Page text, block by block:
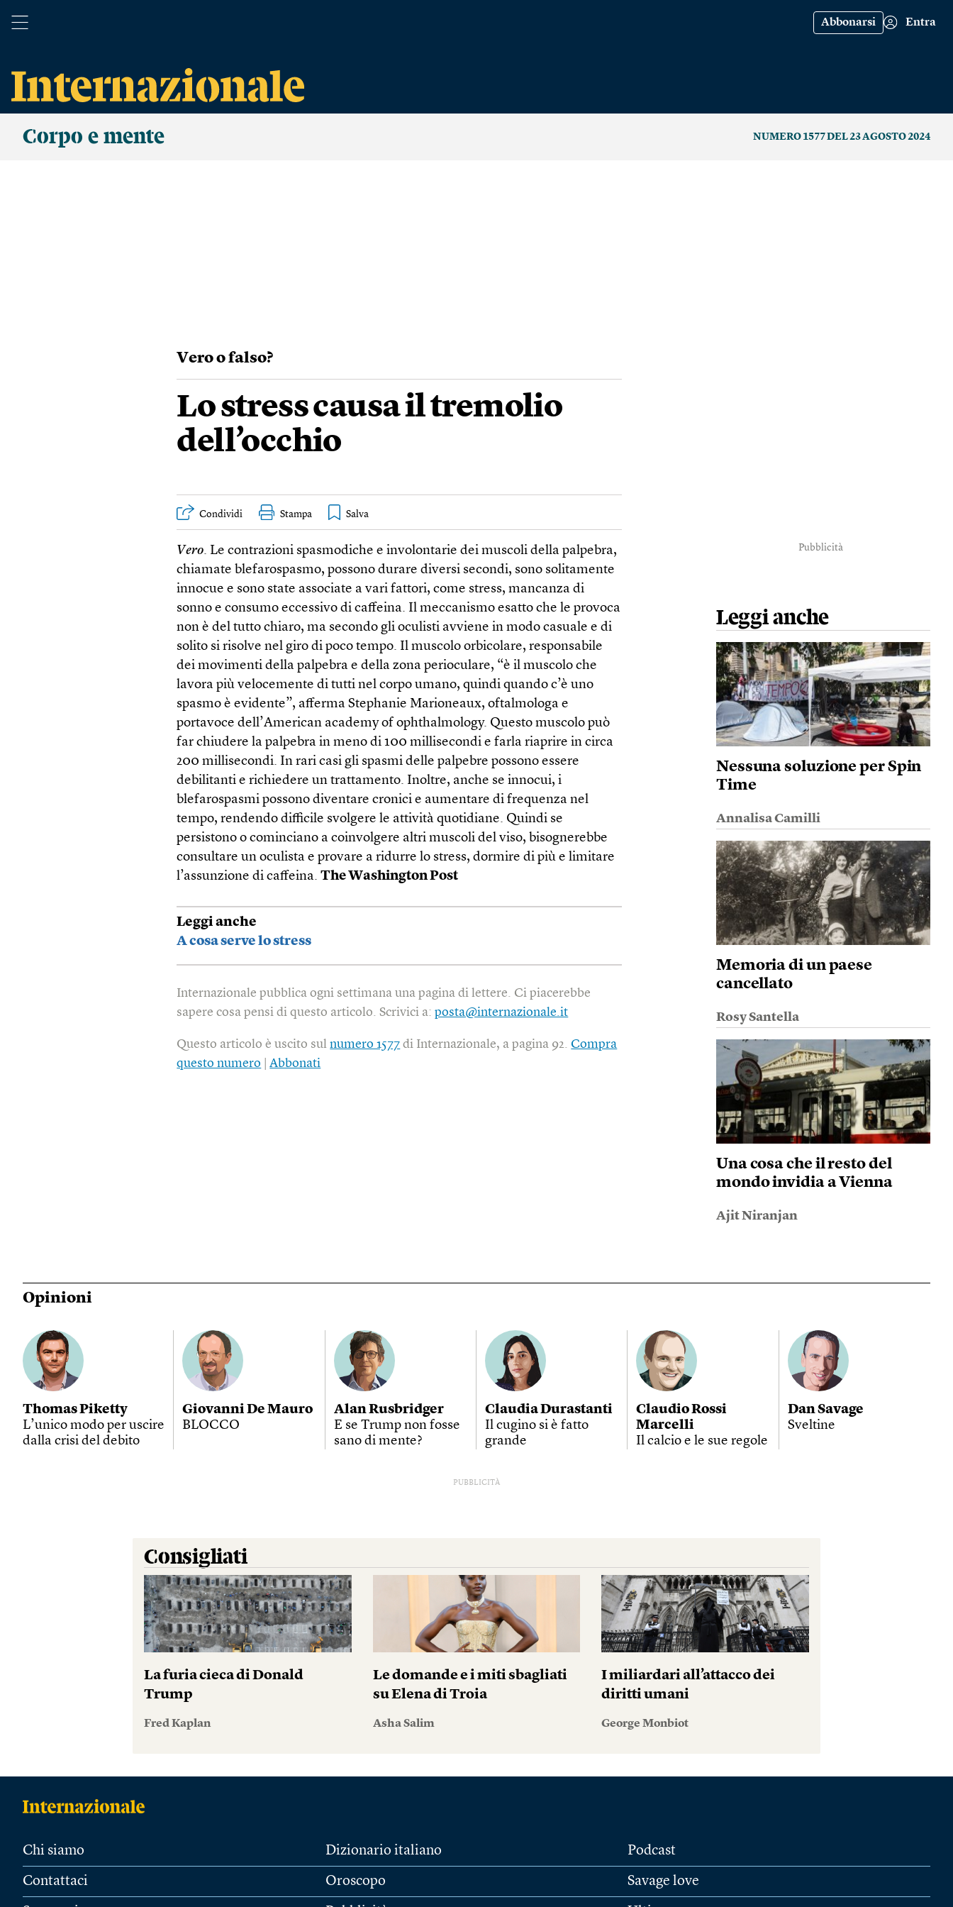
Abbonarsi Entra
Corpo e mente NUMERO 1577 DEL 23 AGOSTO 2024
Vero o falso?
Lo stress causa il tremolio
dell’occhio
Condividi Stampa
Vero. Le contrazioni spasmodiche e involontarie dei muscoli della palpebra,
chiamate blefarospasmo, possono durare diversi secondi, sono solitamente
innocue e sono state associate a vari fattori, come stress, mancanza di
sonno e consumo eccessivo di caffeina. Il meccanismo esatto che le provoca
non è del tutto chiaro, ma secondo gli oculisti avviene in modo casuale e di
solito si risolve nel giro di poco tempo. Il muscolo orbicolare, responsabile
dei movimenti della palpebra e della zona perioculare, “è il muscolo che
lavora più velocemente di tutti nel corpo umano, quindi quando c’è uno
spasmo è evidente”, afferma Stephanie Marioneaux, oftalmologa e
portavoce dell’American academy of ophthalmology. Questo muscolo può
far chiudere la palpebra in meno di 100 millisecondi e farla riaprire in circa
200 millisecondi. In rari casi gli spasmi delle palpebre possono essere
debilitanti e richiedere un trattamento. Inoltre, anche se innocui, i
blefarospasmi possono diventare cronici e aumentare di frequenza nel
tempo, rendendo difficile svolgere le attività quotidiane. Quindi se
persistono o cominciano a coinvolgere altri muscoli del viso, bisognerebbe
consultare un oculista e provare a ridurre lo stress, dormire di più e limitare
l’assunzione di caffeina.The Washington Post
Leggi anche
A cosa serve lo stress
Internazionale pubblica ogni settimana una pagina di lettere. Ci piacerebbe
sapere cosa pensi di questo articolo. Scrivici a:posta@internazionale.it
Questo articolo è uscito sulnumero 1577 di Internazionale, a pagina 92.Compra
questo numero |Abbonati
Pubblicità
Leggi anche
Nessuna soluzione per Spin
Time
Annalisa Camilli
Memoria di un paese
cancellato
Rosy Santella
Una cosa che il resto del
mondo invidia a Vienna
Ajit Niranjan
Opinioni
Thomas Piketty
L’unico modo per uscire
dalla crisi del debito
Giovanni De Mauro
BLOCCO
Alan Rusbridger
E se Trump non fosse
sano di mente?
Claudia Durastanti
Il cugino si è fatto
grande
Claudio Rossi
Marcelli
Il calcio e le sue regole
Dan Savage
Sveltine
PUBBLICITÀ
Consigliati
La furia cieca di Donald
Trump
Fred Kaplan
Le domande e i miti sbagliati
su Elena di Troia
Asha Salim
I miliardari all’attacco dei
diritti umani
George Monbiot
Chi siamo
Contattaci
Dizionario italiano
Oroscopo
Podcast
Savage love